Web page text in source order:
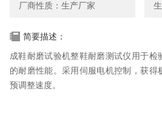
厂商性质：生产厂家
简要描述：
成鞋耐磨试验机整鞋耐磨测试仪用于检
的耐磨性能。采用伺服电机控制，获得
预调整速度。